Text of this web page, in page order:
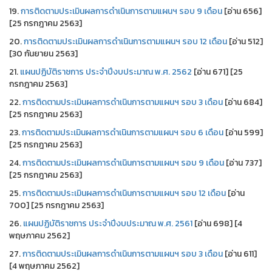
19.การติดตามประเมินผลการดำเนินการตามแผนฯ รอบ 9 เดือน[อ่าน 656]
[25 กรกฎาคม 2563]
20.การติดตามประเมินผลการดำเนินการตามแผนฯ รอบ 12 เดือน[อ่าน 512]
[30 กันยายน 2563]
21.แผนปฏิบัติราชการ ประจำปีงบประมาณ พ.ศ. 2562 [อ่าน 671] [25
กรกฎาคม 2563]
22.การติดตามประเมินผลการดำเนินการตามแผนฯ รอบ 3 เดือน[อ่าน 684]
[25 กรกฎาคม 2563]
23.การติดตามประเมินผลการดำเนินการตามแผนฯ รอบ 6 เดือน[อ่าน 599]
[25 กรกฎาคม 2563]
24.การติดตามประเมินผลการดำเนินการตามแผนฯ รอบ 9 เดือน[อ่าน 737]
[25 กรกฎาคม 2563]
25.การติดตามประเมินผลการดำเนินการตามแผนฯ รอบ 12 เดือน[อ่าน
700] [25 กรกฎาคม 2563]
26.แผนปฏิบัติราชการ ประจำปีงบประมาณ พ.ศ. 2561[อ่าน 698] [4
พฤษภาคม 2562]
27.การติดตามประเมินผลการดำเนินการตามแผนฯ รอบ 3 เดือน[อ่าน 611]
[4 พฤษภาคม 2562]